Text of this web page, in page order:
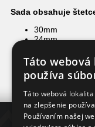
Sada obsahuje
30mm
24mm
Táto webová
používa
Táto webová
na zlepšenie
Používaním našej